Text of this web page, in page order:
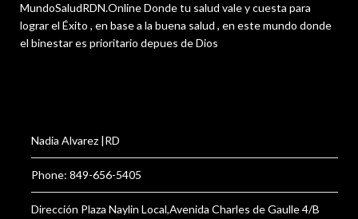
MundoSaludRDN.Online Donde tu salud vale y cuesta para
lograr el Éxito , en base a la buena salud , en este mundo donde
el binestar es prioritario depues de Dios
Nadia Alvarez |RD
Phone: 849-656-5405
Dirección Plaza Naylin Local,Avenida Charles de Gaulle 4/B